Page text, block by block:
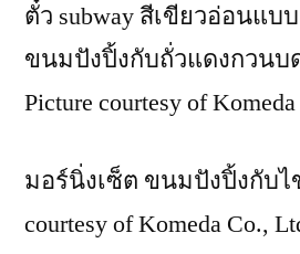
ตั๋ว subway สีเขียวอ่อนแบบ
ขนมปังปิ้งกับถั่วแดงกวนบ
Picture courtesy of
มอร์นิ่งเซ็ต ขนมปังปิ้งกับไ
courtesy of Komeda Co.,